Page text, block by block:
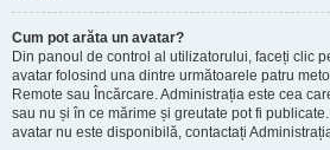
Cum pot arăta un avatar?
Din panoul de control al utilizatorului, faceți clic
avatar folosind una dintre următoarele patru
Remote sau Încărcare. Administrația este cea
sau nu și în ce mărime și greutate pot fi
avatar nu este disponibilă, contactați